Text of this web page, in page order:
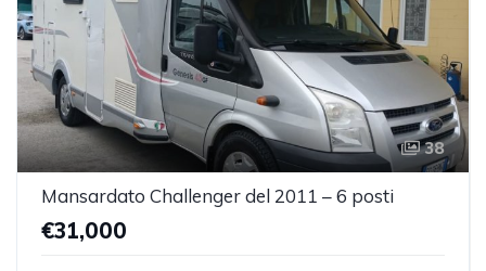
38
Mansardato Challenger del 2011 – 6 posti
€31,000